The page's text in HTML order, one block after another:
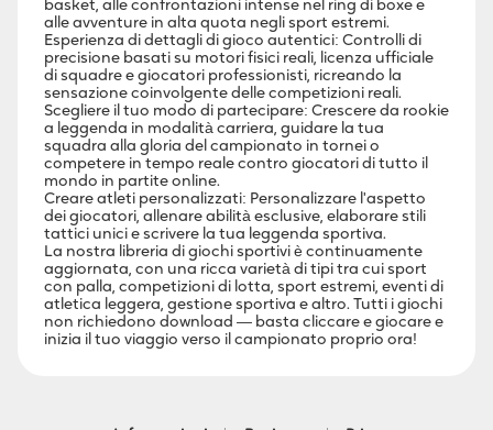
basket, alle confrontazioni intense nel ring di boxe e
alle avventure in alta quota negli sport estremi.
Esperienza di dettagli di gioco autentici: Controlli di
precisione basati su motori fisici reali, licenza ufficiale
di squadre e giocatori professionisti, ricreando la
sensazione coinvolgente delle competizioni reali.
Scegliere il tuo modo di partecipare: Crescere da rookie
a leggenda in modalità carriera, guidare la tua
squadra alla gloria del campionato in tornei o
competere in tempo reale contro giocatori di tutto il
mondo in partite online.
Creare atleti personalizzati: Personalizzare l'aspetto
dei giocatori, allenare abilità esclusive, elaborare stili
tattici unici e scrivere la tua leggenda sportiva.
La nostra libreria di giochi sportivi è continuamente
aggiornata, con una ricca varietà di tipi tra cui sport
con palla, competizioni di lotta, sport estremi, eventi di
atletica leggera, gestione sportiva e altro. Tutti i giochi
non richiedono download — basta cliccare e giocare e
inizia il tuo viaggio verso il campionato proprio ora!